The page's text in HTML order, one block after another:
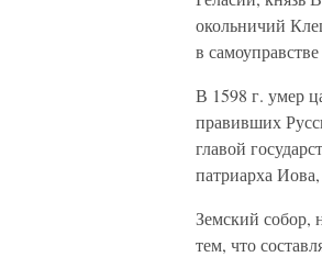
окольничий
в
В 1598 г. умер
правивших
главой
патриарха
Земский собор,
тем, что